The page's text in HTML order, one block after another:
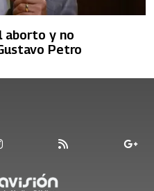
aborto y no
Petro